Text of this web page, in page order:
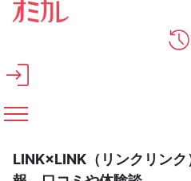
メインコンテンツへスキップ
LINK×LINK（リンクリン